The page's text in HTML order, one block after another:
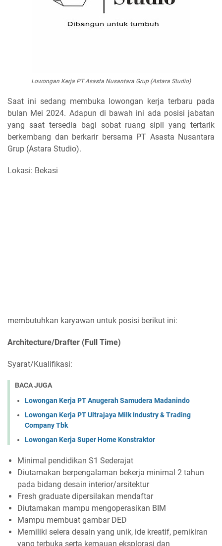
Lowongan Kerja PT Asasta Nusantara Grup (Astara Studio)
Saat ini sedang membuka lowongan kerja terbaru pada
bulan Mei 2024. Adapun di bawah ini ada posisi jabatan
yang saat tersedia bagi sobat ruang sipil yang tertarik
berkembang dan berkarir bersama PT Asasta Nusantara
Grup (Astara Studio).
Lokasi: Bekasi
membutuhkan karyawan untuk posisi berikut ini:
Architecture/Drafter (Full Time)
Syarat/Kualifikasi:
BACA JUGA
Lowongan Kerja PT Anugerah Samudera Madanindo
Lowongan Kerja PT Ultrajaya Milk Industry & Trading
Company Tbk
Lowongan Kerja Super Home Konstraktor
Minimal pendidikan S1 Sederajat
Diutamakan berpengalaman bekerja minimal 2 tahun
pada bidang desain interior/arsitektur
Fresh graduate dipersilakan mendaftar
Diutamakan mampu mengoperasikan BIM
Mampu membuat gambar DED
Memiliki selera desain yang unik, ide kreatif, pemikiran
yang terbuka serta kemauan eksplorasi dan